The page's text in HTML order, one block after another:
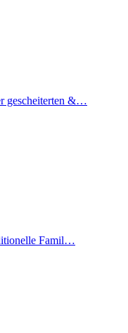
gescheiterten &…
Famil…